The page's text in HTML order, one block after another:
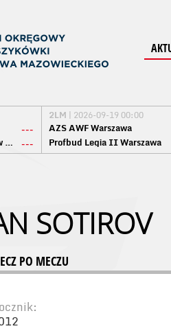
---
Sokół Grupa Avista Ostrów Maz. ---
2LM | 2026-09-19 00:00
AZS AWF Warszawa
Profbud Legia II Warszawa
SOTIROV
PO MECZU